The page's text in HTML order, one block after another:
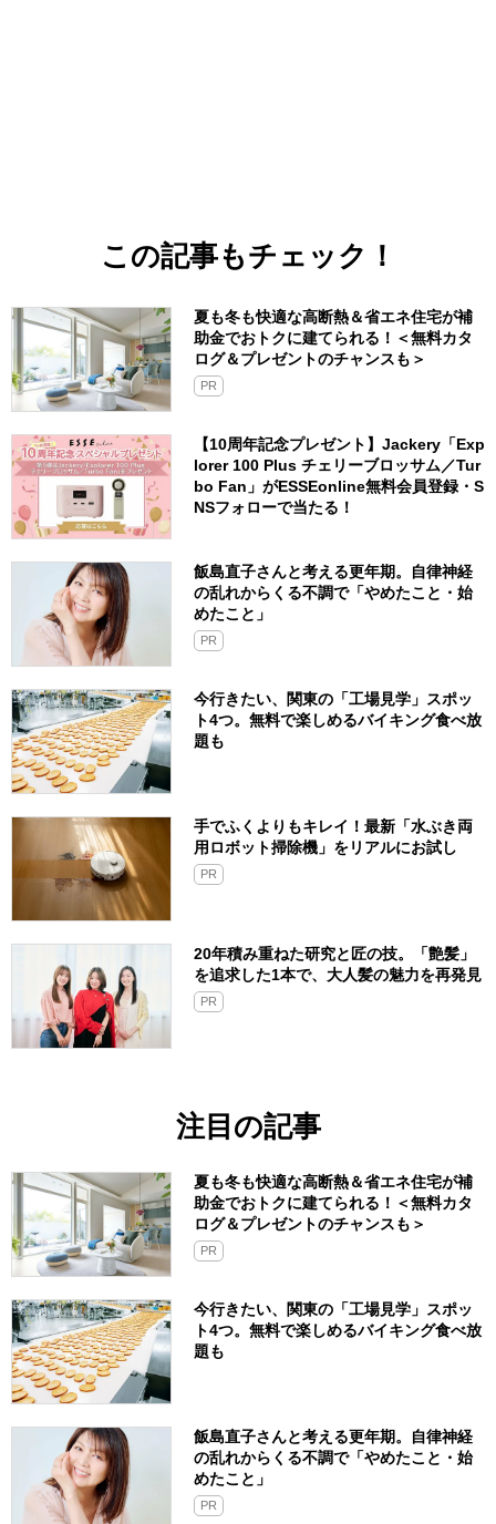
この記事もチェック！
夏も冬も快適な高断熱＆省エネ住宅が補
助金でおトクに建てられる！＜無料カタ
ログ＆プレゼントのチャンスも＞
PR
【10周年記念プレゼント】Jackery「Exp
lorer 100 Plus チェリーブロッサム／Tur
bo Fan」がESSEonline無料会員登録・S
NSフォローで当たる！
飯島直子さんと考える更年期。自律神経
の乱れからくる不調で「やめたこと・始
めたこと」
PR
今行きたい、関東の「工場見学」スポッ
ト4つ。無料で楽しめるバイキング食べ放
題も
手でふくよりもキレイ！最新「水ぶき両
用ロボット掃除機」をリアルにお試し
PR
20年積み重ねた研究と匠の技。「艶髪」
を追求した1本で、大人髪の魅力を再発見
PR
注目の記事
夏も冬も快適な高断熱＆省エネ住宅が補
助金でおトクに建てられる！＜無料カタ
ログ＆プレゼントのチャンスも＞
PR
今行きたい、関東の「工場見学」スポッ
ト4つ。無料で楽しめるバイキング食べ放
題も
飯島直子さんと考える更年期。自律神経
の乱れからくる不調で「やめたこと・始
めたこと」
PR